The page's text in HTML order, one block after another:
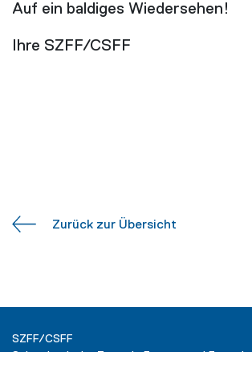
Auf ein baldiges Wiedersehen!
Ihre SZFF/CSFF
Zurück zur Übersicht
SZFF/CSFF